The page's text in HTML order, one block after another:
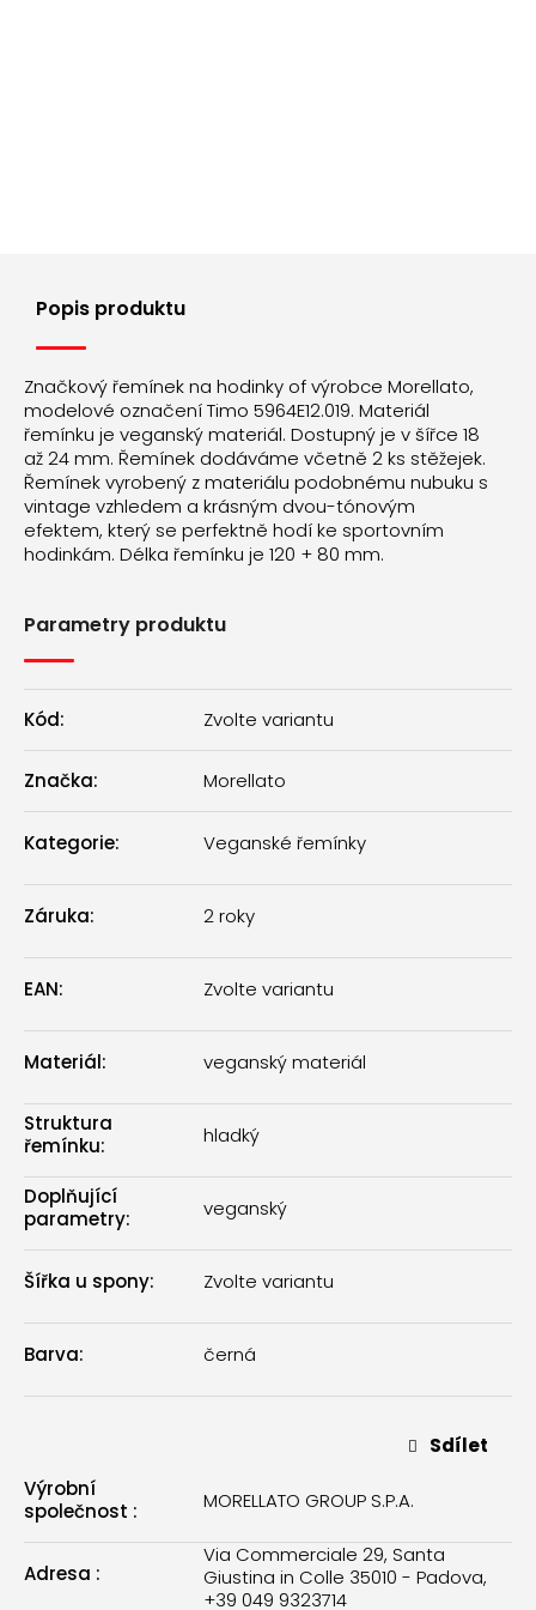
Popis produktu
Značkový řemínek na hodinky of výrobce Morellato,
modelové označení Timo 5964E12.019. Materiál
řemínku je veganský materiál. Dostupný je v šířce 18
až 24 mm. Řemínek dodáváme včetně 2 ks stěžejek.
Řemínek vyrobený z materiálu podobnému nubuku s
vintage vzhledem a krásným dvou-tónovým
efektem, který se perfektně hodí ke sportovním
hodinkám. Délka řemínku je 120 + 80 mm.
Parametry produktu
Kód: Zvolte variantu
Značka: Morellato
Kategorie: Veganské řemínky
Záruka: 2 roky
EAN: Zvolte variantu
Materiál: veganský materiál
Struktura
řemínku: hladký
Doplňující
parametry: veganský
Šířka u spony: Zvolte variantu
Barva: černá
Sdílet
Výrobní
společnost : MORELLATO GROUP S.P.A.
Adresa :
Via Commerciale 29, Santa
Giustina in Colle 35010 - Padova,
+39 049 9323714